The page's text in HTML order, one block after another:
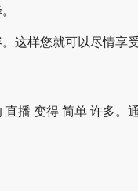
这样您就可以尽情享
播 变得 简单 许多。